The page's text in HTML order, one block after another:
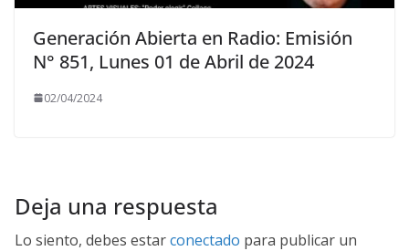
Generación Abierta en Radio: Emisión
N° 851, Lunes 01 de Abril de 2024
02/04/2024
Deja una respuesta
Lo siento, debes estarconectado para publicar un